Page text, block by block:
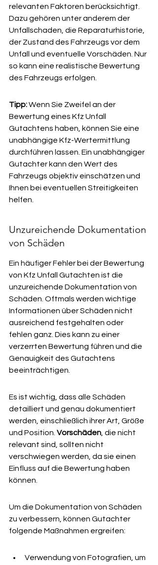
relevanten Faktoren berücksichtigt.
Dazu gehören unter anderem der
Unfallschaden, die Reparaturhistorie,
der Zustand des Fahrzeugs vor dem
Unfall und eventuelle Vorschäden. Nur
so kann eine realistische Bewertung
des Fahrzeugs erfolgen.
Tipp: Wenn Sie Zweifel an der
Bewertung eines Kfz Unfall
Gutachtens haben, können Sie eine
unabhängige Kfz-Wertermittlung
durchführen lassen. Ein unabhängiger
Gutachter kann den Wert des
Fahrzeugs objektiv einschätzen und
Ihnen bei eventuellen Streitigkeiten
helfen.
Unzureichende Dokumentation
von Schäden
Ein häufiger Fehler bei der Bewertung
von Kfz Unfall Gutachten ist die
unzureichende Dokumentation von
Schäden. Oftmals werden wichtige
Informationen über Schäden nicht
ausreichend festgehalten oder
fehlen ganz. Dies kann zu einer
verzerrten Bewertung führen und die
Genauigkeit des Gutachtens
beeinträchtigen.
Es ist wichtig, dass alle Schäden
detailliert und genau dokumentiert
werden, einschließlich ihrer Art, Größe
und Position. Vorschäden , die nicht
relevant sind, sollten nicht
verschwiegen werden, da sie einen
Einfluss auf die Bewertung haben
können.
Um die Dokumentation von Schäden
zu verbessern, können Gutachter
folgende Maßnahmen ergreifen:
Verwendung von Fotografien, um